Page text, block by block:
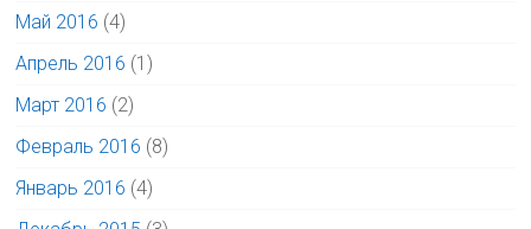
Май 2016 (4)
Апрель 2016 (1)
Март 2016 (2)
Февраль 2016 (8)
Январь 2016 (4)